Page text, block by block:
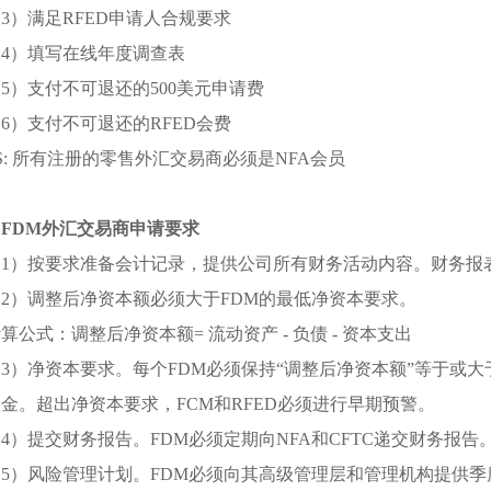
3）满足RFED申请人合规要求
4）填写在线年度调查表
5）支付不可退还的500美元申请费
6）支付不可退还的RFED会费
所有注册的零售外汇交易商必须是NFA会员
外汇交易商申请要求
1）按要求准备会计记录，提供公司所有财务活动内容。财务
2）调整后净资本额必须大于FDM的最低净资本要求。
公式：调整后净资本额= 流动资产 - 负债 - 资本支出
3）净资本要求。每个FDM必须保持“调整后净资本额”等于或
。超出净资本要求，FCM和RFED必须进行早期预警。
4）提交财务报告。FDM必须定期向NFA和CFTC递交财务报告
5）风险管理计划。FDM必须向其高级管理层和管理机构提供